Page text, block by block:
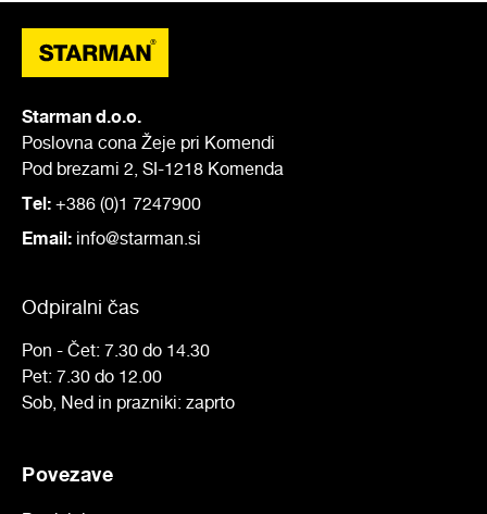
Starman d.o.o.
Poslovna cona Žeje pri Komendi
Pod brezami 2, SI-1218 Komenda
Tel: +386 (0)1 7247900
Email: info@starman.si
Odpiralni čas
Pon - Čet: 7.30 do 14.30
Pet: 7.30 do 12.00
Sob, Ned in prazniki: zaprto
Povezave